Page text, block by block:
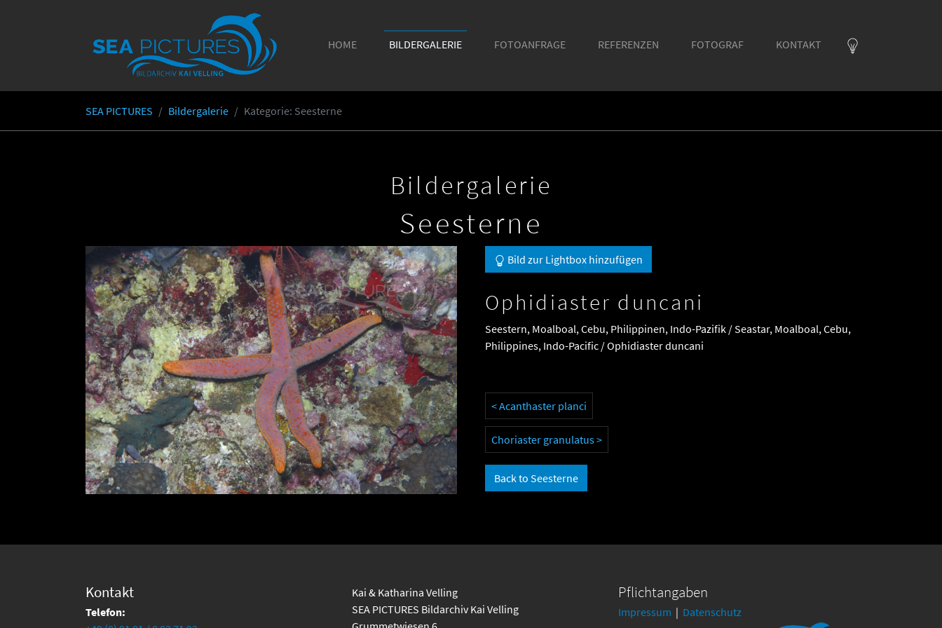
HOME BILDERGALERIE FOTOANFRAGE REFERENZEN FOTOGRAF KONTAKT
You are here:
SEA PICTURES Bildergalerie Kategorie: Seesterne
Bildergalerie
Seesterne
Bild zur Lightbox hinzufügen
Ophidiaster duncani
Seestern, Moalboal, Cebu, Philippinen, Indo-Pazifik / Seastar, Moalboal, Cebu,
Philippines, Indo-Pacific / Ophidiaster duncani
< Acanthaster planci
Choriaster granulatus >
Back to Seesterne
Kontakt
Telefon:
Kai & Katharina Velling
SEA PICTURES Bildarchiv Kai Velling
Pflichtangaben
Impressum | Datenschutz